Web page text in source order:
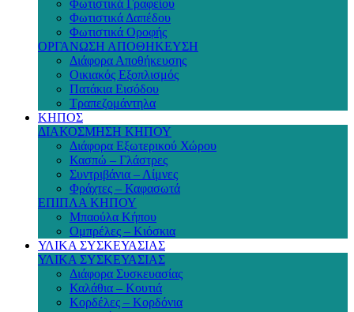
Φωτιστικά Γραφείου
Φωτιστικά Δαπέδου
Φωτιστικά Οροφής
ΟΡΓΑΝΩΣΗ ΑΠΟΘΗΚΕΥΣΗ
Διάφορα Αποθήκευσης
Οικιακός Εξοπλισμός
Πατάκια Εισόδου
Τραπεζομάντηλα
ΚΗΠΟΣ
ΔΙΑΚΟΣΜΗΣΗ ΚΗΠΟΥ
Διάφορα Εξωτερικού Χώρου
Κασπώ – Γλάστρες
Συντριβάνια – Λίμνες
Φράχτες – Καφασωτά
ΕΠΙΠΛΑ ΚΗΠΟΥ
Μπαούλα Κήπου
Ομπρέλες – Κιόσκια
ΥΛΙΚΑ ΣΥΣΚΕΥΑΣΙΑΣ
ΥΛΙΚΑ ΣΥΣΚΕΥΑΣΙΑΣ
Διάφορα Συσκευασίας
Καλάθια – Κουτιά
Κορδέλες – Κορδόνια